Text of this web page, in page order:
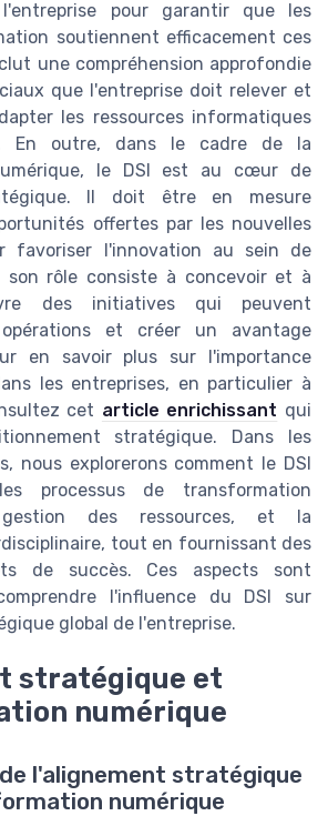
pour garantir que les
soutiennent efficacement ces
une compréhension approfondie
que l'entreprise doit relever et
les ressources informatiques
En outre, dans le cadre de la
le DSI est au cœur de
Il doit être en mesure
offertes par les nouvelles
favoriser l'innovation au sein de
son rôle consiste à concevoir et à
des initiatives qui peuvent
et créer un avantage
en savoir plus sur l'importance
les entreprises, en particulier à
cet article enrichissant qui
stratégique. Dans les
nous explorerons comment le DSI
processus de transformation
des ressources, et la
tout en fournissant des
de succès. Ces aspects sont
l'influence du DSI sur
global de l'entreprise.
stratégique et
numérique
l'alignement stratégique
numérique